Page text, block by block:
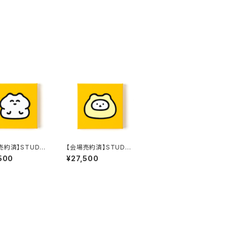
約済】STUDY
２３ 「ウサギさ
り」
【会場売約済】STUDY
優作 原画２４ 「ハムタイ
ツ」
¥27,500